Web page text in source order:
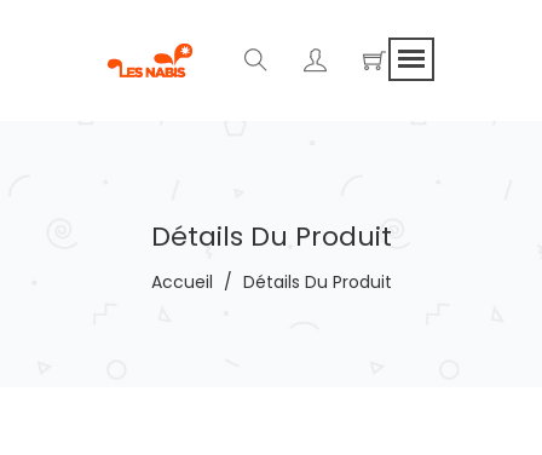
Détails Du Produit
Accueil / Détails Du Produit